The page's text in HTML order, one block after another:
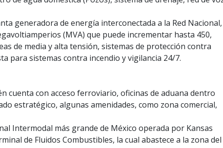
generadora de energía interconectada a la Red Nacional,
(MVA) que puede incrementar hasta 450,
de media y alta tensión, sistemas de protección contra
para sistemas contra incendio y vigilancia 24/7.
cuenta con acceso ferroviario, oficinas de aduana dentro
estratégico, algunas amenidades, como zona comercial,
Intermodal más grande de México operada por Kansas
de Fluidos Combustibles, la cual abastece a la zona del